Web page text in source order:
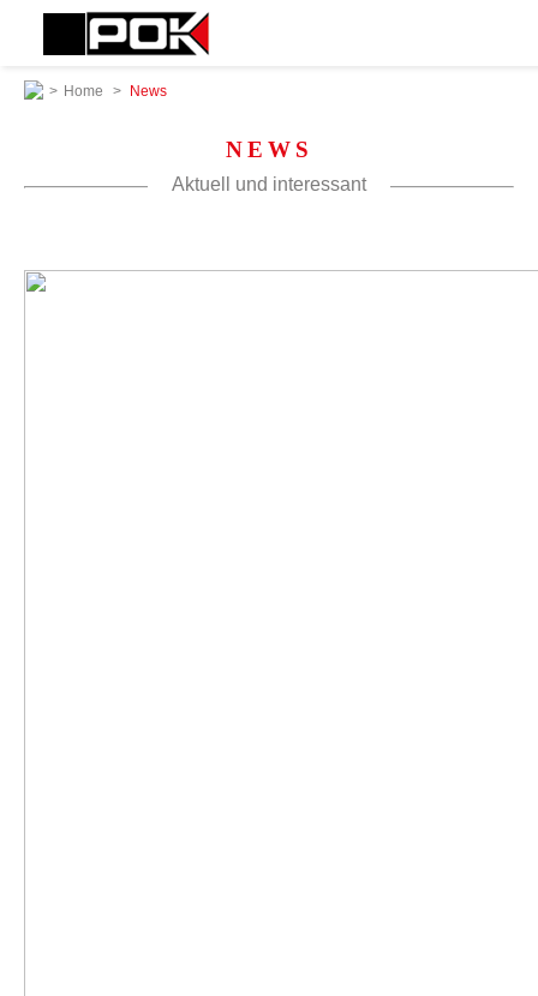
> Home > News
NEWS
Aktuell und interessant